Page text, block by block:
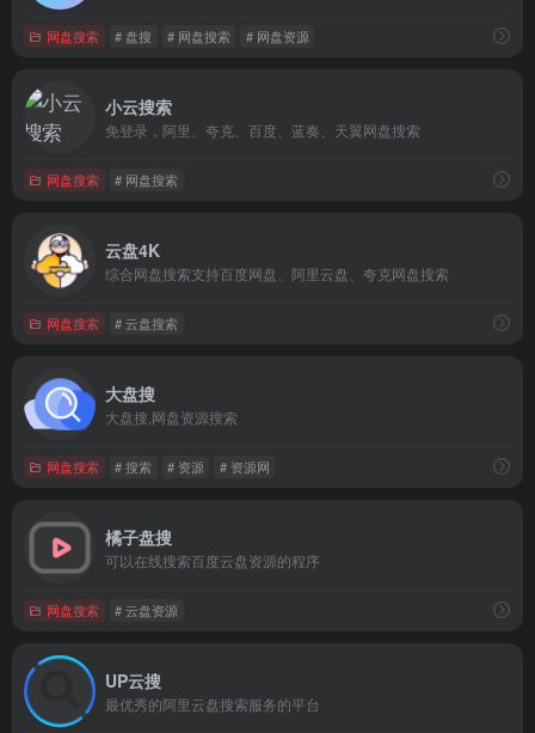
网盘搜索 # 盘搜 # 网盘搜索 # 网盘资源
小云搜索
免登录，阿里、夸克、百度、蓝奏、天翼网盘搜索
网盘搜索 # 网盘搜索
云盘4K
综合网盘搜索支持百度网盘、阿里云盘、夸克网盘搜索
网盘搜索 # 云盘搜索
大盘搜
大盘搜,网盘资源搜索
网盘搜索 # 搜索 # 资源 # 资源网
橘子盘搜
可以在线搜索百度云盘资源的程序
网盘搜索 # 云盘资源
UP云搜
最优秀的阿里云盘搜索服务的平台